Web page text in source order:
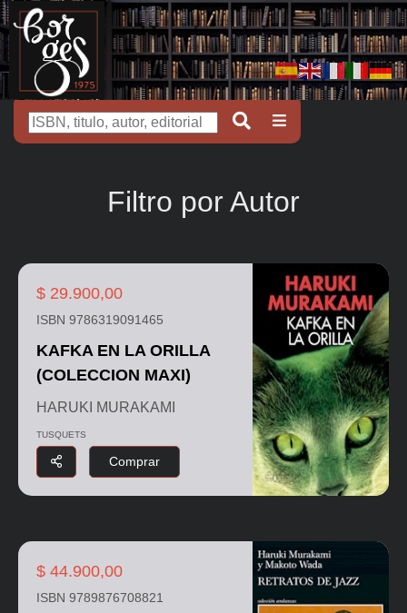
Filtro por Autor
$ 29.900,00
ISBN 9786319091465
KAFKA EN LA ORILLA
(COLECCION MAXI)
HARUKI MURAKAMI
TUSQUETS
Comprar
$ 44.900,00
ISBN 9789876708821